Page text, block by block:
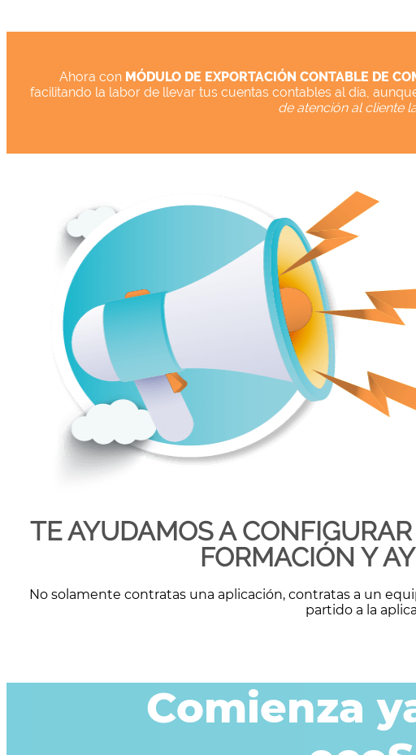
Ahora con MÓDULO DE EXPORTACIÓN CONTABLE DE
facilitando la labor de llevar tus cuentas contables al día,
de atención al cliente
TE AYUDAMOS A
FORMACIÓN Y
No solamente contratas una aplicación, contratas a un
partido a la
Comienza